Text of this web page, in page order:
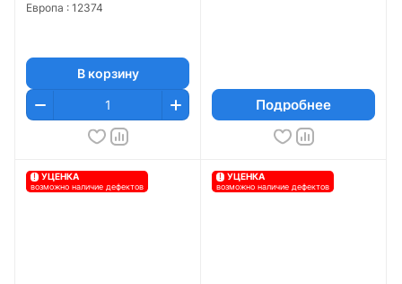
Европа : 12374
В корзину
Подробнее
! УЦЕНКА
возможно наличие дефектов
! УЦЕНКА
возможно наличие дефектов